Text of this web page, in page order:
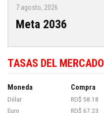
7 agosto, 2026
Meta 2036
TASAS DEL MERCADO
Moneda Compra
Dólar RD$ 58.18
Euro
RD$ 67.23